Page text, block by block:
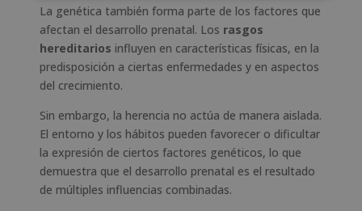
La genética también forma parte de los factores que
afectan el desarrollo prenatal. Los rasgos
hereditarios influyen en características físicas, en la
predisposición a ciertas enfermedades y en aspectos
del crecimiento.
Sin embargo, la herencia no actúa de manera aislada.
El entorno y los hábitos pueden favorecer o dificultar
la expresión de ciertos factores genéticos, lo que
demuestra que el desarrollo prenatal es el resultado
de múltiples influencias combinadas.